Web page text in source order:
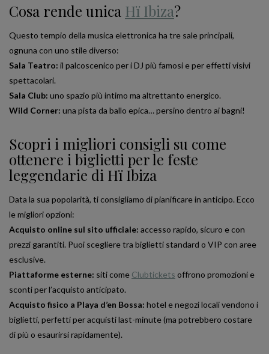
Cosa rende unica Hï Ibiza?
Questo tempio della musica elettronica ha tre sale principali,
ognuna con uno stile diverso:
Sala Teatro: il palcoscenico per i DJ più famosi e per effetti visivi
spettacolari.
Sala Club: uno spazio più intimo ma altrettanto energico.
Wild Corner: una pista da ballo epica… persino dentro ai bagni!
Scopri i migliori consigli su come
ottenere i biglietti per le feste
leggendarie di Hï Ibiza
Data la sua popolarità, ti consigliamo di pianificare in anticipo. Ecco
le migliori opzioni:
Acquisto online sul sito ufficiale: accesso rapido, sicuro e con
prezzi garantiti. Puoi scegliere tra biglietti standard o VIP con aree
esclusive.
Piattaforme esterne: siti come Clubtickets offrono promozioni e
sconti per l’acquisto anticipato.
Acquisto fisico a Playa d’en Bossa: hotel e negozi locali vendono i
biglietti, perfetti per acquisti last-minute (ma potrebbero costare
di più o esaurirsi rapidamente).